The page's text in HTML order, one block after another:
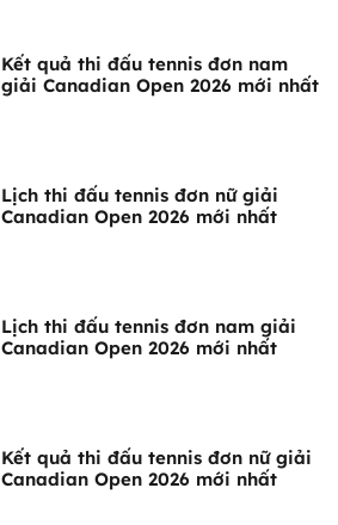
Kết quả thi đấu tennis đơn nam
giải Canadian Open 2026 mới nhất
Lịch thi đấu tennis đơn nữ giải
Canadian Open 2026 mới nhất
Lịch thi đấu tennis đơn nam giải
Canadian Open 2026 mới nhất
Kết quả thi đấu tennis đơn nữ giải
Canadian Open 2026 mới nhất